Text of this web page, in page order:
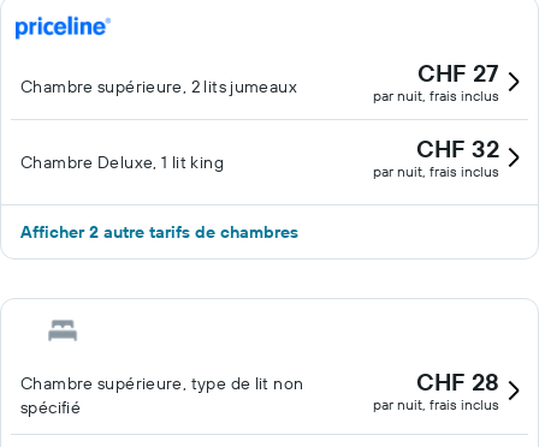
Chambre supérieure, 2 lits jumeaux CHF 27
par nuit, frais inclus
Chambre Deluxe, 1 lit king CHF 32
par nuit, frais inclus
Afficher 2 autre tarifs de chambres
Chambre supérieure, type de lit non
spécifié
CHF 28
par nuit, frais inclus